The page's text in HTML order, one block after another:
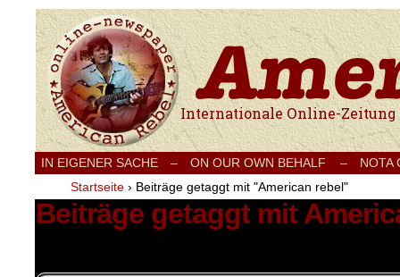
Internationale Onlinezeitung für Frieden,
IN EIGENER SACHE – ON OUR OWN BEHALF –
NOTA
Startseite › Beiträge getaggt mit "American rebel"
Beiträge getaggt mit